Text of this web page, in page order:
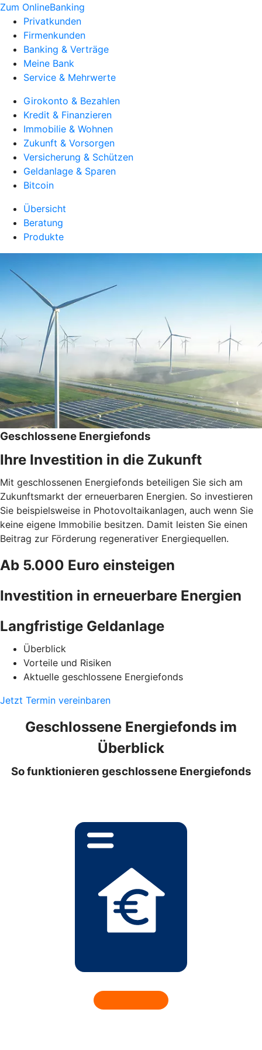
Zum OnlineBanking
Privatkunden
Firmenkunden
Banking & Verträge
Meine Bank
Service & Mehrwerte
Girokonto & Bezahlen
Kredit & Finanzieren
Immobilie & Wohnen
Zukunft & Vorsorgen
Versicherung & Schützen
Geldanlage & Sparen
Bitcoin
Übersicht
Beratung
Produkte
Geschlossene Energiefonds
Ihre Investition in die Zukunft
Mit geschlossenen Energiefonds beteiligen Sie sich am
Zukunftsmarkt der erneuerbaren Energien. So investieren
Sie beispielsweise in Photovoltaikanlagen, auch wenn Sie
keine eigene Immobilie besitzen. Damit leisten Sie einen
Beitrag zur Förderung regenerativer Energiequellen.
Ab 5.000 Euro einsteigen
Investition in erneuerbare Energien
Langfristige Geldanlage
Überblick
Vorteile und Risiken
Aktuelle geschlossene Energiefonds
Jetzt Termin vereinbaren
Geschlossene Energiefonds im
Überblick
So funktionieren geschlossene Energiefonds